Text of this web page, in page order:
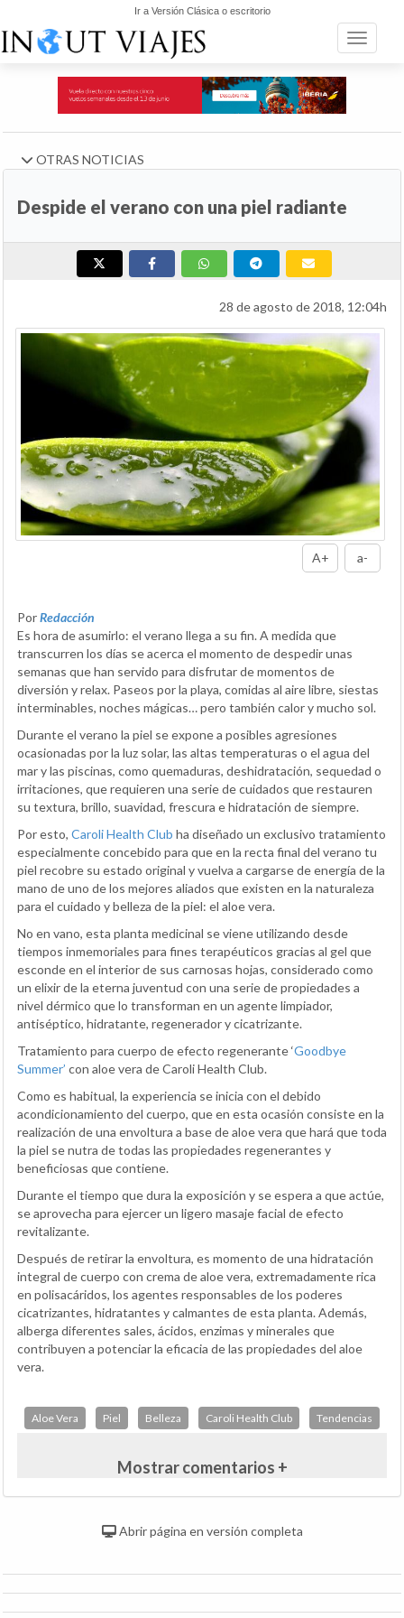
Ir a Versión Clásica o escritorio
Toggle
OTRAS NOTICIAS
Despide el verano con una piel radiante
28 de agosto de 2018, 12:04h
A+ a-
PorRedacción
Es hora de asumirlo: el verano llega a su fin. A medida que
transcurren los días se acerca el momento de despedir unas
semanas que han servido para disfrutar de momentos de
diversión y relax. Paseos por la playa, comidas al aire libre, siestas
interminables, noches mágicas… pero también calor y mucho sol.
Durante el verano la piel se expone a posibles agresiones
ocasionadas por la luz solar, las altas temperaturas o el agua del
mar y las piscinas, como quemaduras, deshidratación, sequedad o
irritaciones, que requieren una serie de cuidados que restauren
su textura, brillo, suavidad, frescura e hidratación de siempre.
Por esto, Caroli Health Club ha diseñado un exclusivo tratamiento
especialmente concebido para que en la recta final del verano tu
piel recobre su estado original y vuelva a cargarse de energía de la
mano de uno de los mejores aliados que existen en la naturaleza
para el cuidado y belleza de la piel: el aloe vera.
No en vano, esta planta medicinal se viene utilizando desde
tiempos inmemoriales para fines terapéuticos gracias al gel que
esconde en el interior de sus carnosas hojas, considerado como
un elixir de la eterna juventud con una serie de propiedades a
nivel dérmico que lo transforman en un agente limpiador,
antiséptico, hidratante, regenerador y cicatrizante.
Tratamiento para cuerpo de efecto regenerante ‘Goodbye
Summer’ con aloe vera de Caroli Health Club.
Como es habitual, la experiencia se inicia con el debido
acondicionamiento del cuerpo, que en esta ocasión consiste en la
realización de una envoltura a base de aloe vera que hará que toda
la piel se nutra de todas las propiedades regenerantes y
beneficiosas que contiene.
Durante el tiempo que dura la exposición y se espera a que actúe,
se aprovecha para ejercer un ligero masaje facial de efecto
revitalizante.
Después de retirar la envoltura, es momento de una hidratación
integral de cuerpo con crema de aloe vera, extremadamente rica
en polisacáridos, los agentes responsables de los poderes
cicatrizantes, hidratantes y calmantes de esta planta. Además,
alberga diferentes sales, ácidos, enzimas y minerales que
contribuyen a potenciar la eficacia de las propiedades del aloe
vera.
Aloe Vera Piel Belleza Caroli Health Club Tendencias
Mostrar comentarios +
Abrir página en versión completa